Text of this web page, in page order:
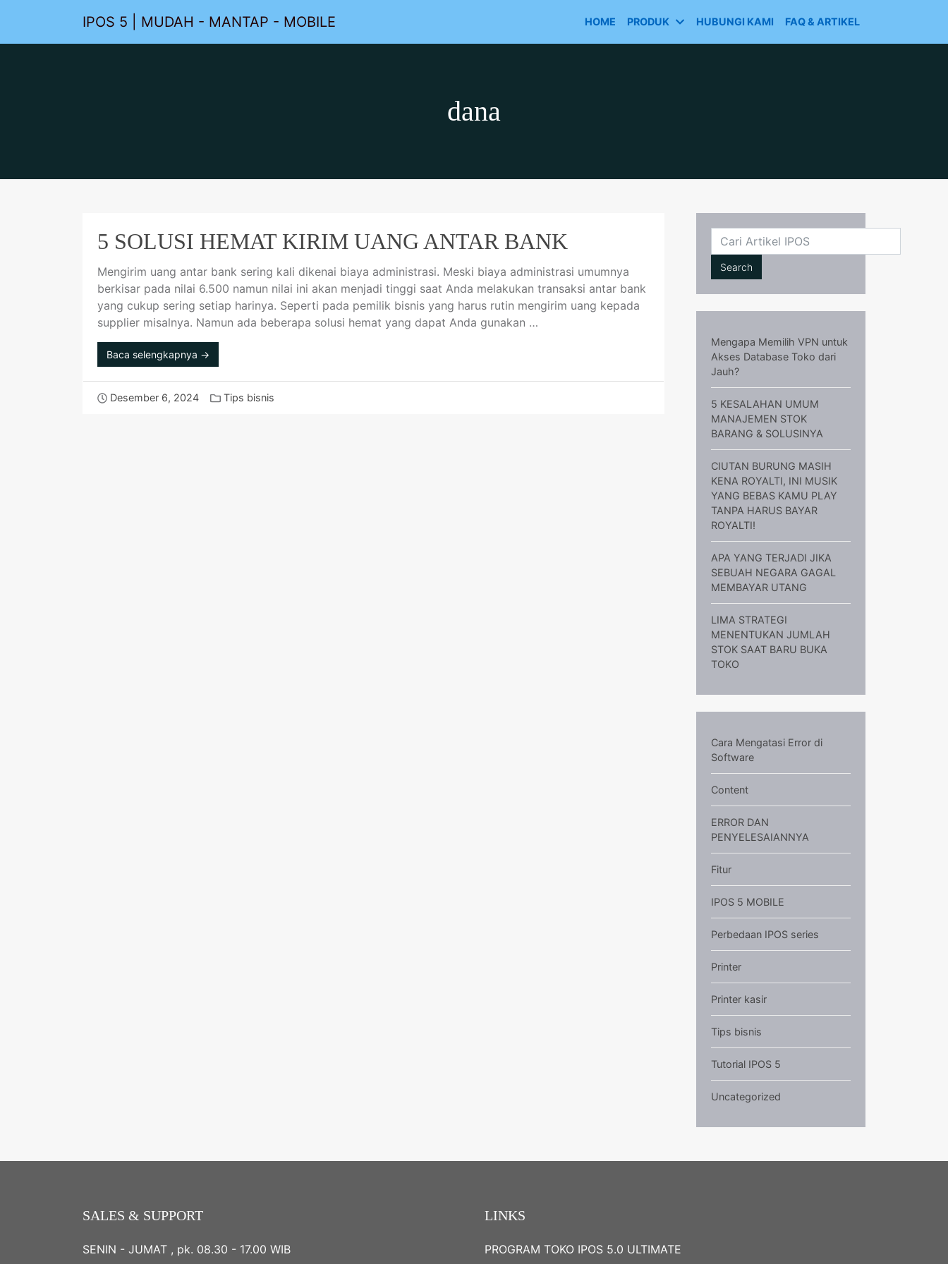
IPOS 5 | MUDAH - MANTAP - MOBILE HOME PRODUK HUBUNGI KAMI FAQ & ARTIKEL
dana
5 SOLUSI HEMAT KIRIM UANG ANTAR BANK
Mengirim uang antar bank sering kali dikenai biaya administrasi. Meski biaya administrasi umumnya
berkisar pada nilai 6.500 namun nilai ini akan menjadi tinggi saat Anda melakukan transaksi antar bank
yang cukup sering setiap harinya. Seperti pada pemilik bisnis yang harus rutin mengirim uang kepada
supplier misalnya. Namun ada beberapa solusi hemat yang dapat Anda gunakan …
Baca selengkapnya →
Desember 6, 2024 Tips bisnis
Cari
Search
Mengapa Memilih VPN untuk
Akses Database Toko dari
Jauh?
5 KESALAHAN UMUM
MANAJEMEN STOK
BARANG & SOLUSINYA
CIUTAN BURUNG MASIH
KENA ROYALTI, INI MUSIK
YANG BEBAS KAMU PLAY
TANPA HARUS BAYAR
ROYALTI!
APA YANG TERJADI JIKA
SEBUAH NEGARA GAGAL
MEMBAYAR UTANG
LIMA STRATEGI
MENENTUKAN JUMLAH
STOK SAAT BARU BUKA
TOKO
Cara Mengatasi Error di
Software
Content
ERROR DAN
PENYELESAIANNYA
Fitur
IPOS 5 MOBILE
Perbedaan IPOS series
Printer
Printer kasir
Tips bisnis
Tutorial IPOS 5
Uncategorized
SALES & SUPPORT
SENIN - JUMAT , pk. 08.30 - 17.00 WIB
LINKS
PROGRAM TOKO IPOS 5.0 ULTIMATE